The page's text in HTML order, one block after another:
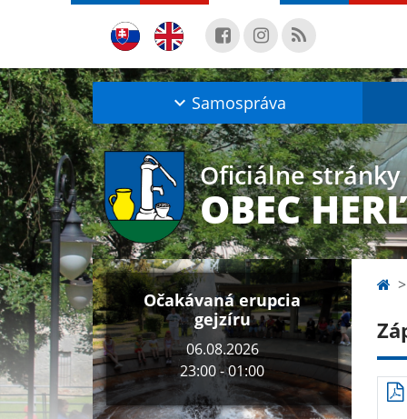
Samospráva
Oficiálne stránky
OBEC
Očakávaná erupcia
gejzíru
06.08.2026
23:00 - 01:00